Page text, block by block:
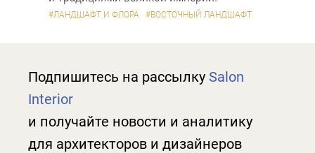
#ЛАНДШАФТ И ФЛОРА #ВОСТОЧНЫЙ ЛАНДШАФТ
Подпишитесь на рассылку Salon
Interior
и получайте новости и аналитику
для архитекторов и дизайнеров